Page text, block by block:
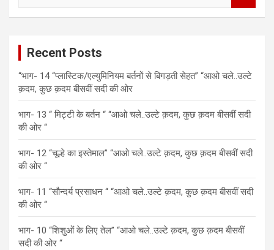
Recent Posts
“भाग- 14 “प्लास्टिक/एल्युमिनियम बर्तनों से बिगड़ती सेहत” “आओ चले..उल्टे
क़दम, कुछ क़दम बीसवीं सदी की ओर
भाग- 13 “ मिट्टी के बर्तन “ “आओ चले..उल्टे क़दम, कुछ क़दम बीसवीं सदी
की ओर “
भाग- 12 “चूल्हे का इस्तेमाल” “आओ चले..उल्टे क़दम, कुछ क़दम बीसवीं सदी
की ओर “
भाग- 11 “सौन्दर्य प्रसाधन “ “आओ चले..उल्टे क़दम, कुछ क़दम बीसवीं सदी
की ओर “
भाग- 10 “शिशुओं के लिए तेल” “आओ चले..उल्टे क़दम, कुछ क़दम बीसवीं
सदी की ओर “